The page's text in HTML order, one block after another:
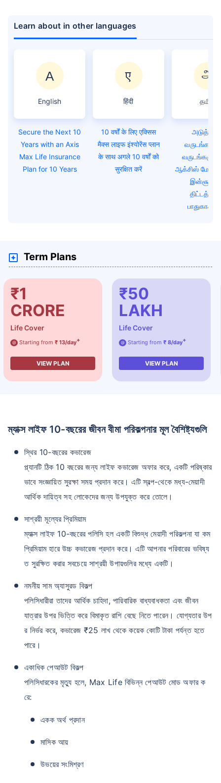
Learn about in other languages
English
Secure the Next 10
Years with an Axis
Max Life Insurance
Plan for 10 Years
हिंदी
10 वर्षों के लिए एक्सिस
मैक्स लाइफ इंश्योरेंस प्लान
के साथ अगले 10 वर्षों को
सुरक्षित करें
தமிழ்
அடுத்த
வருடங்களை
ஆக்சிஸ் மேக்ஸ்
Term Plans
₹1
CRORE
Life Cover
@ Starting from ₹ 13/day+
VIEW PLAN
₹50
LAKH
Life Cover
@ Starting from ₹ 8/day+
VIEW PLAN
ম্যাক্স লাইফ 10-বছরের জীবন বীমা পরিকল্পনার মূল বৈশিষ্ট্যগুলি
স্থির 10-বছরের কভারেজ
প্ল্যানটি ঠিক 10 বছরের জন্য লাইফ কভারেজ অফার করে, একটি পরিষ্কার
ভাবে সংজ্ঞায়িত সুরক্ষা সময় প্রদান করে। এটি স্বল্প-থেকে মধ্য-মেয়াদী
আর্থিক দায়িত্ব সহ লোকেদের জন্য উপযুক্ত করে তোলে।
সাশ্রয়ী মূল্যের প্রিমিয়াম
ম্যাক্স লাইফ 10-বছরের পলিসি হল একটি বিশুদ্ধ মেয়াদী পরিকল্পনা যা কম
প্রিমিয়াম হারে উচ্চ কভারেজ প্রদান করে। এটি আপনার পরিবারের ভবিষ্য
ত সুরক্ষিত করার সবচেয়ে সাশ্রয়ী উপায়গুলির মধ্যে একটি।
নমনীয় সাম অ্যাসুরড বিকল্প
পলিসিধারীরা তাদের আর্থিক চাহিদা, পারিবারিক বাধ্যবাধকতা এবং জীবন
যাত্রার উপর ভিত্তি করে বিমাকৃত রাশি বেছে নিতে পারেন। যোগ্যতার উপ
র নির্ভর করে, কভারেজ ₹25 লাখ থেকে কয়েক কোটি টাকা পর্যন্ত হতে
পারে।
একাধিক পেআউট বিকল্প
পলিসিধারকের মৃত্যু হলে, Max Life বিভিন্ন পেআউট মোড অফার ক
রে:
একক অর্থ প্রদান
মাসিক আয়
উভয়ের সংমিশ্রণ